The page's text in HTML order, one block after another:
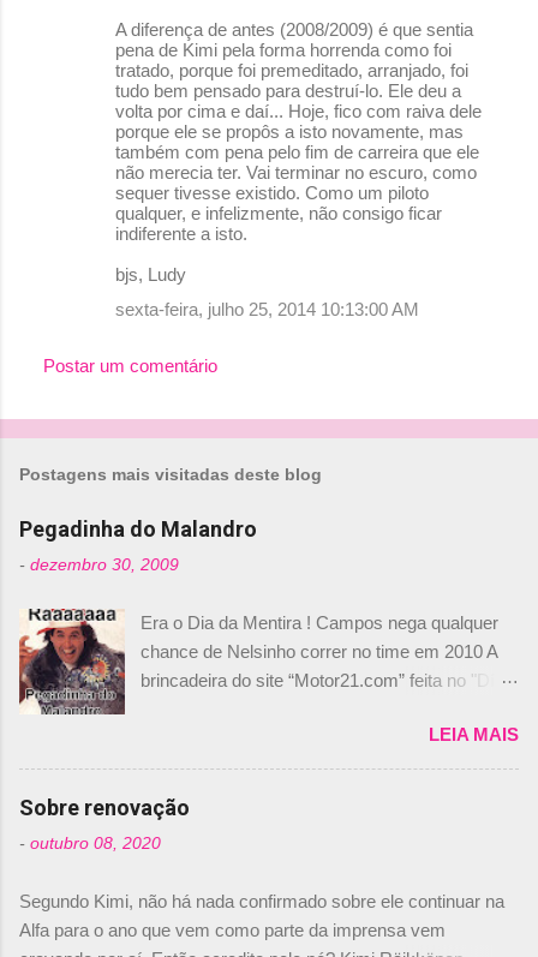
A diferença de antes (2008/2009) é que sentia
pena de Kimi pela forma horrenda como foi
tratado, porque foi premeditado, arranjado, foi
tudo bem pensado para destruí-lo. Ele deu a
volta por cima e daí... Hoje, fico com raiva dele
porque ele se propôs a isto novamente, mas
também com pena pelo fim de carreira que ele
não merecia ter. Vai terminar no escuro, como
sequer tivesse existido. Como um piloto
qualquer, e infelizmente, não consigo ficar
indiferente a isto.
bjs, Ludy
sexta-feira, julho 25, 2014 10:13:00 AM
Postar um comentário
Postagens mais visitadas deste blog
Pegadinha do Malandro
- dezembro 30, 2009
Era o Dia da Mentira ! Campos nega qualquer
chance de Nelsinho correr no time em 2010 A
brincadeira do site “Motor21.com” feita no "Día
de abril –, afirmando que Nelson Piquet havia
comprado 15% das ações da Campos, dando,
com isso, um lugar no time a Nelsinho Piquet,
foi esclarecida de uma vez por todas por
Daniele Audetto, diretor da escuderia. O
não será o companheiro de Bruno Senna em
2010. "Na verdade, nós recebemos uma oferta
LEIA MAIS
Sobre renovação
- outubro 08, 2020
Segundo Kimi, não há nada confirmado sobre ele continuar na
Alfa para o ano que vem como parte da imprensa vem